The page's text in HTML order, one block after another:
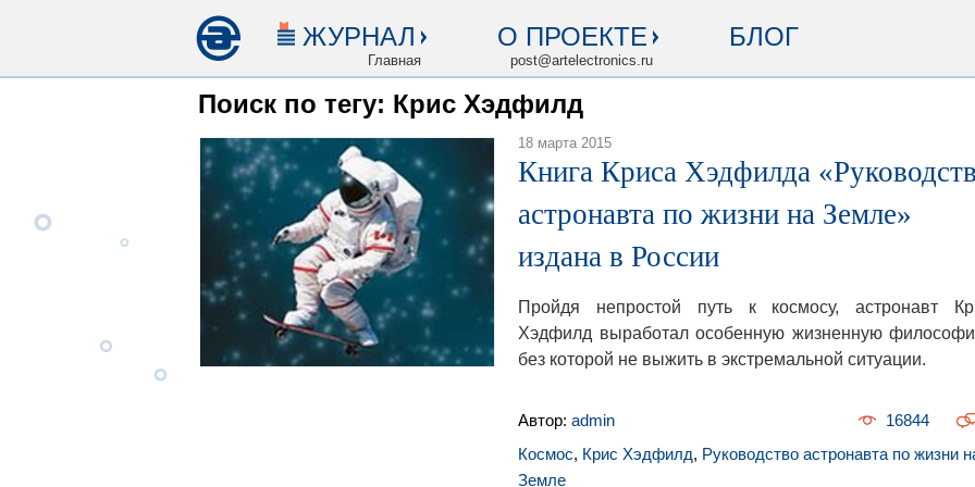
ЖУРНАЛ
Главная
О ПРОЕКТЕ
post@artelectronics.ru
БЛОГ
Поиск по тегу: Крис Хэдфилд
18 марта 2015
Книга Криса Хэдфилда
астронавта по жизни на Земле»
издана в России
Пройдя непростой путь к космосу, астронавт
Хэдфилд выработал особенную жизненную
без которой не выжить в экстремальной ситуации.
Автор: admin
16844
Космос, Крис Хэдфилд, Руководство астронавта по жизни
Земле